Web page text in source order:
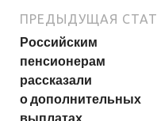
ПРЕДЫДУЩАЯ
Российским
пенсионерам
рассказали
о дополнительных
выплатах